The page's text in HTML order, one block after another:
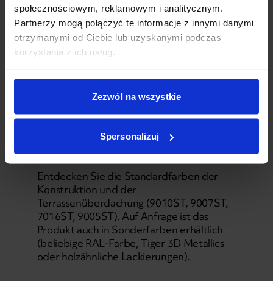
społecznościowym, reklamowym i analitycznym.
Partnerzy mogą połączyć te informacje z innymi danymi
otrzymanymi od Ciebie lub uzyskanymi podczas
korzystania z ich usług.
Zezwól na wszystkie
Spersonalizuj
Technic New
Entdecken Sie die Standardfarben der
Konstruktion und der
Terrassenüberdachung (9010ST, 9007ST,
7016ST, 9005ST). Auf Anfrage ist das
Produkt auch in Sonderfarben erhältlich
(beliebige RAL-Farbe, Tiger 3D Metallics
oder holzähnliche Lackierungen).